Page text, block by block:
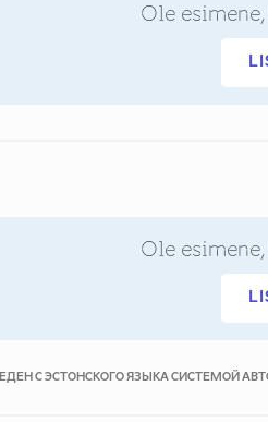
Ole
Ole
С ЭСТОНСКОГО ЯЗЫКА СИСТЕМОЙ